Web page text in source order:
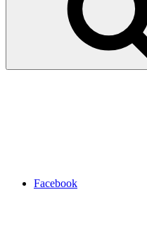
Facebook